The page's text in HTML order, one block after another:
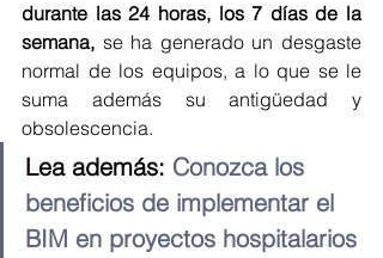
durante las 24 horas, los 7 días de la
semana, se ha generado un desgaste
normal de los equipos, a lo que se le
suma además su antigüedad y
obsolescencia.
Lea además: Conozca los
beneficios de implementar el
BIM en proyectos hospitalarios